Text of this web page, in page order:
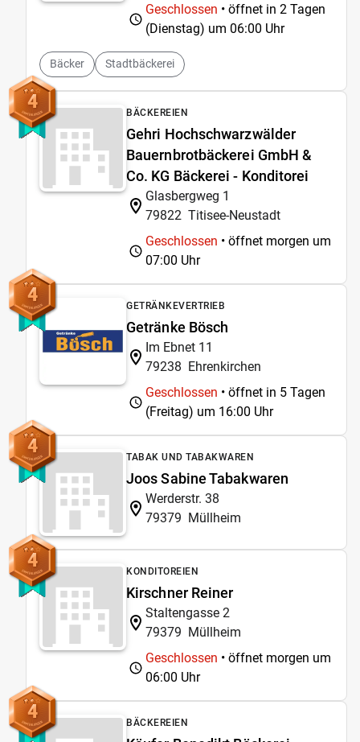
Geschlossen • öffnet in 2 Tagen
(Dienstag) um 06:00 Uhr
Bäcker Stadtbäckerei
4 BÄCKEREIEN
Gehri Hochschwarzwälder
Bauernbrotbäckerei GmbH &
Co. KG Bäckerei - Konditorei
Glasbergweg 1
79822 Titisee-Neustadt
Geschlossen • öffnet morgen um
07:00 Uhr
4 GETRÄNKEVERTRIEB
Getränke Bösch
Im Ebnet 11
79238 Ehrenkirchen
Geschlossen • öffnet in 5 Tagen
(Freitag) um 16:00 Uhr
4 TABAK UND TABAKWAREN
Joos Sabine Tabakwaren
Werderstr. 38
79379 Müllheim
4 KONDITOREIEN
Kirschner Reiner
Staltengasse 2
79379 Müllheim
Geschlossen • öffnet morgen um
06:00 Uhr
4 BÄCKEREIEN